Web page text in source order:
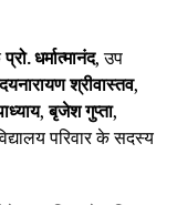
प्रो. धर्मात्मानंद, उप
श्रीवास्तव,
,बृजेश गुप्ता,
परिवार के सदस्य